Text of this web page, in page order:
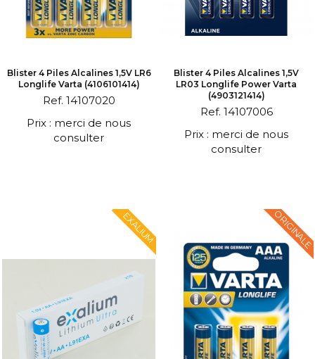
Blister 4 Piles Alcalines 1,5V LR6
Longlife Varta (4106101414)
Ref. 14107020
Prix : merci de nous
consulter
Blister 4 Piles Alcalines 1,5V
LR03 Longlife Power Varta
(4903121414)
Ref. 14107006
Prix : merci de nous
consulter
EXALIUM ORIGINALE